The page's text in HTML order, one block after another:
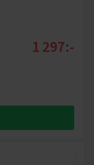
1 297:-